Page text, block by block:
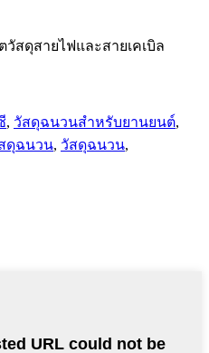
สดุสายไฟและสายเคเบิล
, วัสดุฉนวนสำหรับยานยนต์,
ดุฉนวน, วัสดุฉนวน,